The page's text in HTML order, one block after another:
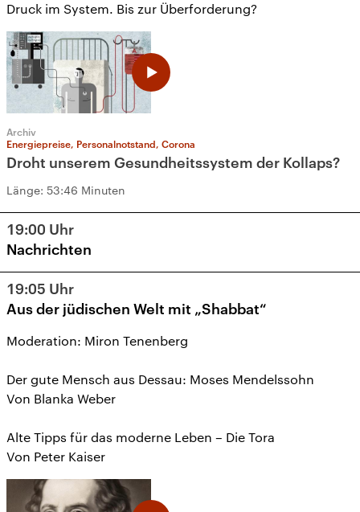
Druck im System. Bis zur Überforderung?
Archiv
Energiepreise, Personalnotstand, Corona
Droht unserem Gesundheitssystem der Kollaps?
Länge: 53:46 Minuten
19:00 Uhr
Nachrichten
19:05 Uhr
Aus der jüdischen Welt mit „Shabbat“
Moderation: Miron Tenenberg
Der gute Mensch aus Dessau: Moses Mendelssohn
Von Blanka Weber
Alte Tipps für das moderne Leben – Die Tora
Von Peter Kaiser